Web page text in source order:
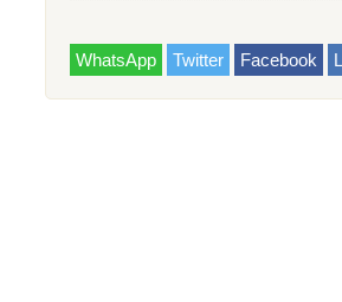
WhatsApp Twitter Facebook